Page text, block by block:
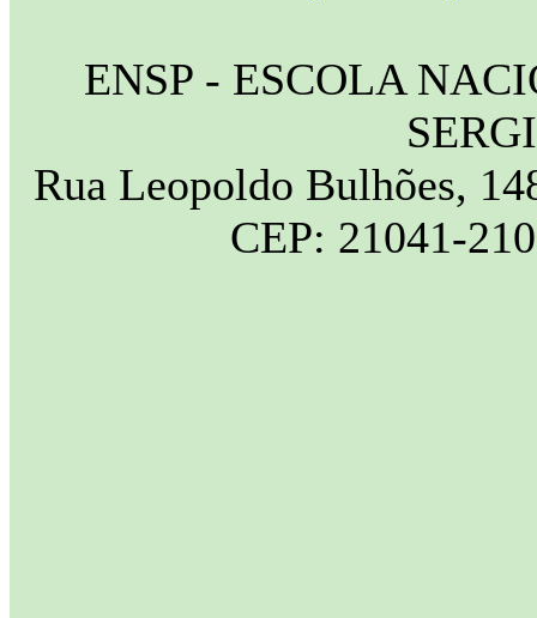
ENSP - ESCOLA
Rua Leopoldo Bulhões,
CEP: 21041-